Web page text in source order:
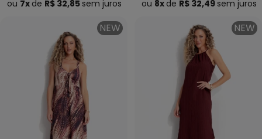
ou 7x de R$ 32,85 sem juros ou 8x de R$ 32,49 sem juros
NEW NEW